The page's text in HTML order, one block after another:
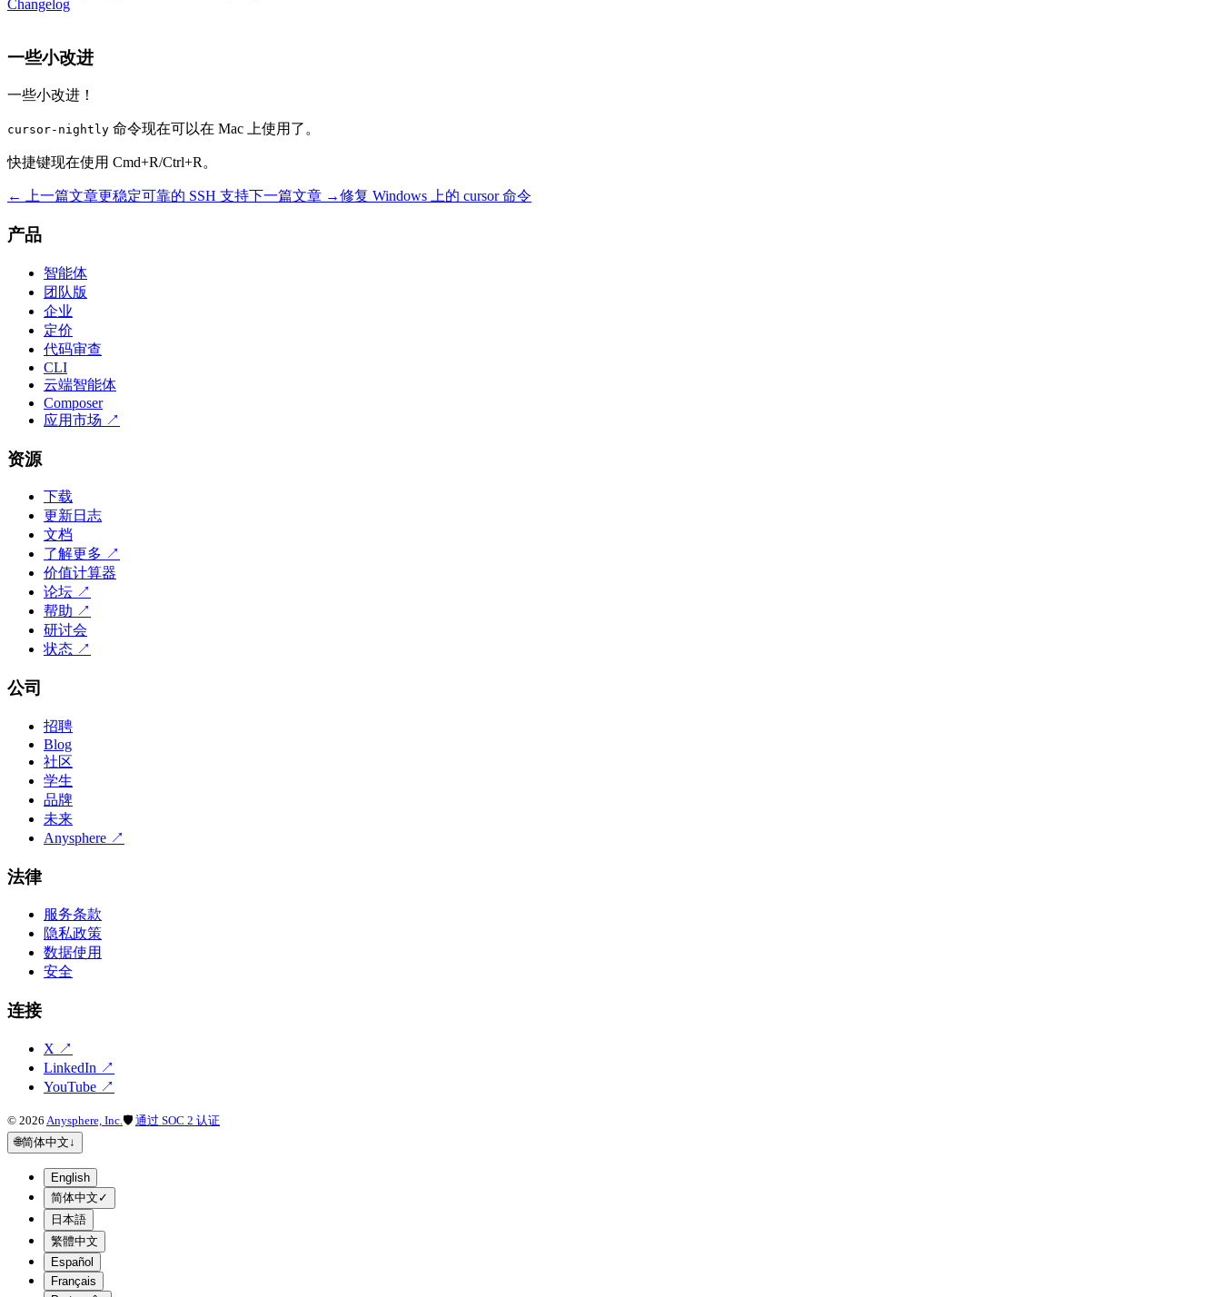
Changelog
一些小改进
一些小改进！
cursor-nightly 命令现在可以在 Mac 上使用了。
快捷键现在使用 Cmd+R/Ctrl+R。
← 上一篇文章更稳定可靠的 SSH 支持 下一篇文章 →修复 Windows 上的 cursor 命令
产品
智能体
团队版
企业
定价
代码审查
CLI
云端智能体
Composer
应用市场 ↗
资源
下载
更新日志
文档
了解更多 ↗
价值计算器
论坛 ↗
帮助 ↗
研讨会
状态 ↗
公司
招聘
Blog
社区
学生
品牌
未来
Anysphere ↗
法律
服务条款
隐私政策
数据使用
安全
连接
X ↗
LinkedIn ↗
YouTube ↗
© 2026 Anysphere, Inc. 🛡 通过 SOC 2 认证
🌐简体中文↓
English
简体中文 ✓
日本語
繁體中文
Español
Français